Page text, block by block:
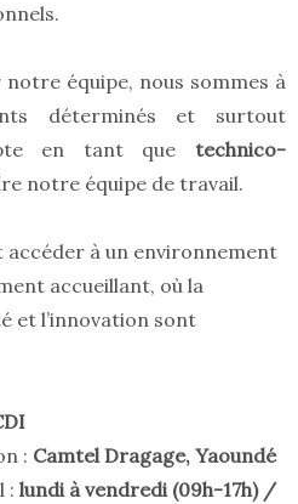
équipe, nous sommes à
déterminés et surtout
en tant que technico-
notre équipe de travail.
accéder à un environnement
accueillant, où la
et l’innovation sont
: Camtel Dragage, Yaoundé
: lundi à vendredi (09h-17h) /